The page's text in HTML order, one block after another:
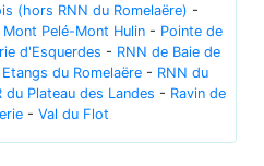
(hors RNN du Romelaëre) -
Mont Pelé-Mont Hulin - Pointe de
d'Esquerdes - RNN de Baie de
du Romelaëre - RNN du
du Plateau des Landes - Ravin de
- Val du Flot